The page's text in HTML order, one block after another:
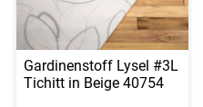
Gardinenstoff Lysel #3L
Tichitt in Beige 40754